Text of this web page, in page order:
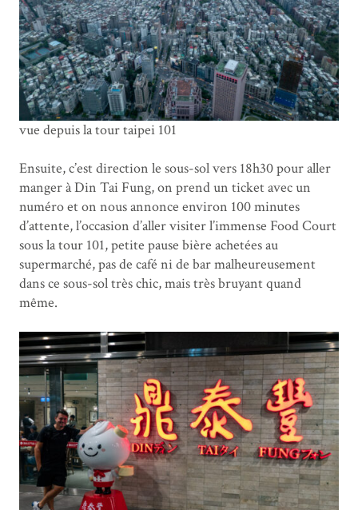
vue depuis la tour taipei 101
Ensuite, c’est direction le sous-sol vers 18h30 pour aller
manger à Din Tai Fung, on prend un ticket avec un
numéro et on nous annonce environ 100 minutes
d’attente, l’occasion d’aller visiter l’immense Food Court
sous la tour 101, petite pause bière achetées au
supermarché, pas de café ni de bar malheureusement
dans ce sous-sol très chic, mais très bruyant quand
même.